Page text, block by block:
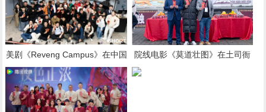
美剧《Reveng Campus》在中国
香港正式开机拍摄
院线电影《莫道壮图》在土司衙